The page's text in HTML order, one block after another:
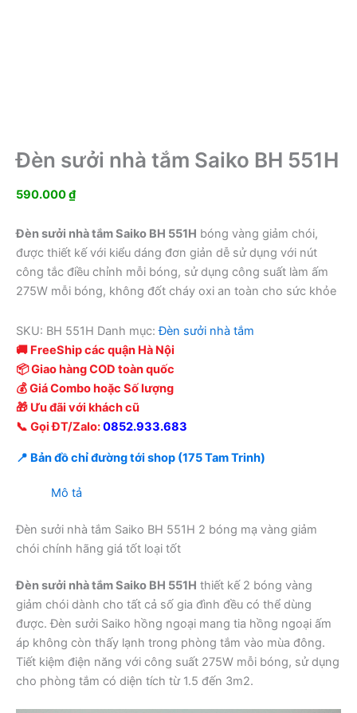
Đèn sưởi nhà tắm Saiko BH 551H
590.000₫
Đèn sưởi nhà tắm Saiko BH 551H bóng vàng giảm chói,
được thiết kế với kiểu dáng đơn giản dễ sử dụng với nút
công tắc điều chỉnh mỗi bóng, sử dụng công suất làm ấm
275W mỗi bóng, không đốt cháy oxi an toàn cho sức khỏe
SKU: BH 551H Danh mục:Đèn sưởi nhà tắm
🚚 FreeShip các quận Hà Nội
📦 Giao hàng COD toàn quốc
💰 Giá Combo hoặc Số lượng
🎁 Ưu đãi với khách cũ
📞 Gọi ĐT/Zalo:0852.933.683
📍 Bản đồ chỉ đường tới shop (175 Tam Trinh)
Mô tả
Đèn sưởi nhà tắm Saiko BH 551H 2 bóng mạ vàng giảm
chói chính hãng giá tốt loại tốt
Đèn sưởi nhà tắm Saiko BH 551H thiết kế 2 bóng vàng
giảm chói dành cho tất cả số gia đình đều có thể dùng
được. Đèn sưởi Saiko hồng ngoại mang tia hồng ngoại ấm
áp không còn thấy lạnh trong phòng tắm vào mùa đông.
Tiết kiệm điện năng với công suất 275W mỗi bóng, sử dụng
cho phòng tắm có diện tích từ 1.5 đến 3m2.